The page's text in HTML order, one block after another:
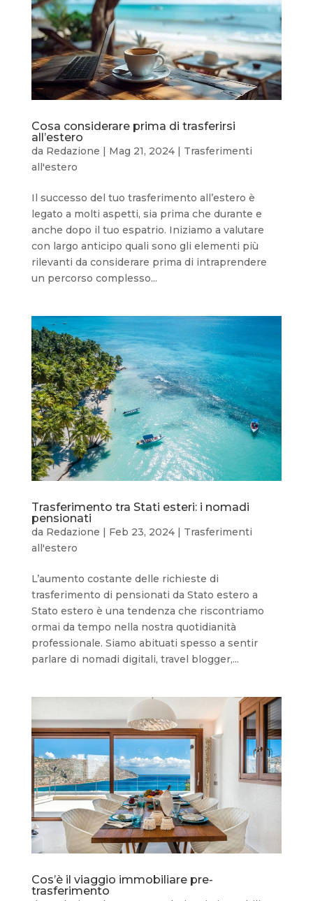
Cosa considerare prima di trasferirsi
all’estero
da Redazione | Mag 21, 2024| Trasferimenti
all'estero
Il successo del tuo trasferimento all’estero è
legato a molti aspetti, sia prima che durante e
anche dopo il tuo espatrio. Iniziamo a valutare
con largo anticipo quali sono gli elementi più
rilevanti da considerare prima di intraprendere
un percorso complesso...
Trasferimento tra Stati esteri: i nomadi
pensionati
da Redazione | Feb 23, 2024| Trasferimenti
all'estero
L’aumento costante delle richieste di
trasferimento di pensionati da Stato estero a
Stato estero è una tendenza che riscontriamo
ormai da tempo nella nostra quotidianità
professionale. Siamo abituati spesso a sentir
parlare di nomadi digitali, travel blogger,...
Cos’è il viaggio immobiliare pre-
trasferimento